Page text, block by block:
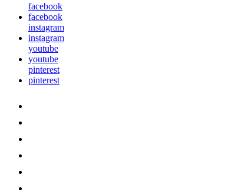
facebook
facebook
instagram
instagram
youtube
youtube
pinterest
pinterest